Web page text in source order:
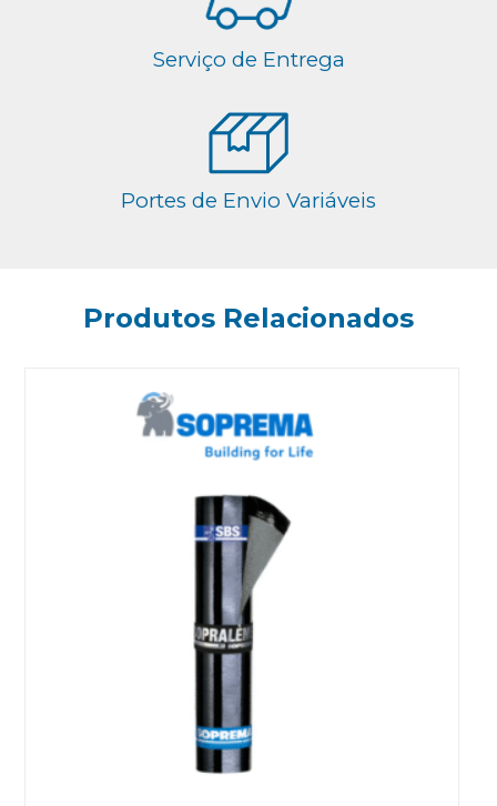
Serviço de Entrega
Portes de Envio Variáveis
Produtos Relacionados